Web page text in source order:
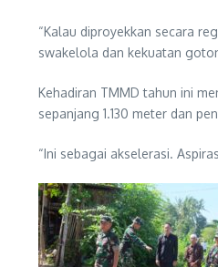
“Kalau diproyekkan secara
swakelola dan kekuatan
Kehadiran TMMD tahun ini
sepanjang 1.130 meter dan
“Ini sebagai akselerasi.